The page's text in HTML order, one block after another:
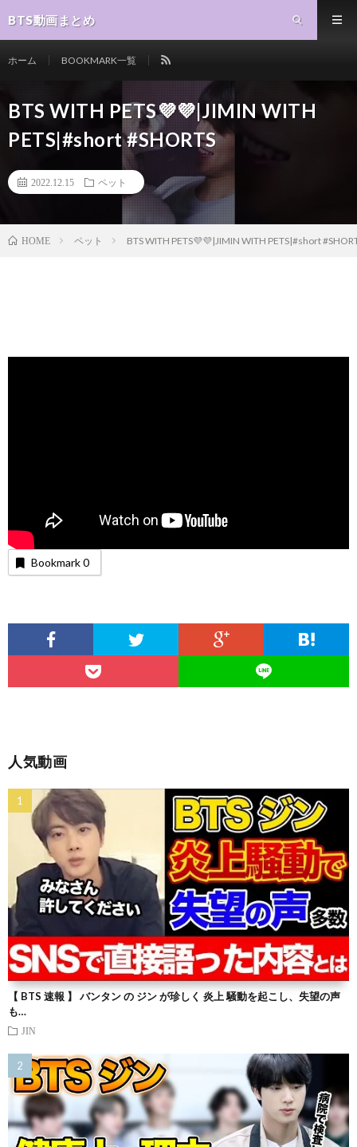
BTS動画まとめ
ホーム BOOKMARK一覧
BTS WITH PETS💜💜|JIMIN WITH
PETS|#short #SHORTS
2022.12.15 ペット
HOME ペット BTS WITH PETS💜💜|JIMIN WITH PETS|#short
Bookmark0
人気動画
【 BTS 速報 】 バンタン の ジン が珍しく 炎上 騒動を起こし、失望の声
も…
JIN